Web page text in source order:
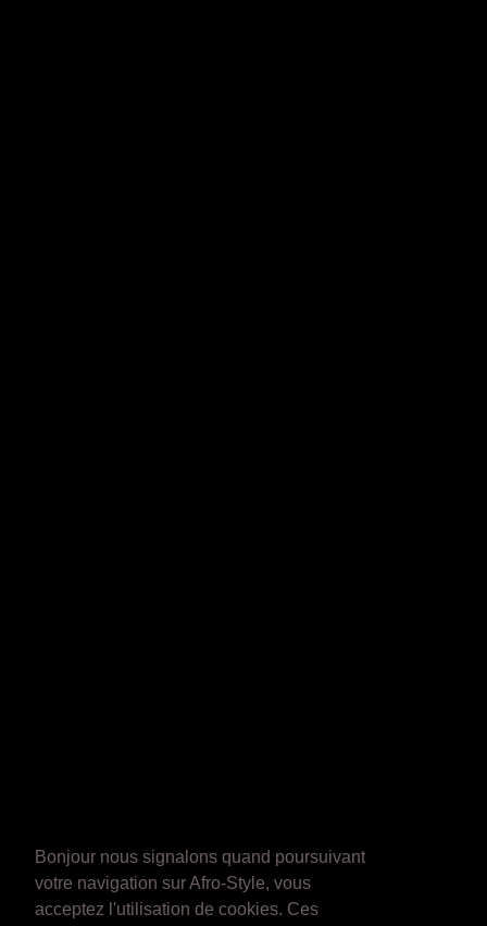
Bonjour nous signalons quand poursuivant
votre navigation sur Afro-Style, vous
acceptez l'utilisation de cookies. Ces